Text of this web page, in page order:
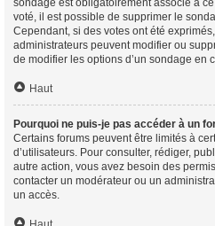
sondage est obligatoirement associé à
voté, il est possible de supprimer le
Cependant, si des votes ont été
administrateurs peuvent modifier ou
de modifier les options d’un sondage en
Haut
Pourquoi ne puis-je pas accéder à un
Certains forums peuvent être limités à
d’utilisateurs. Pour consulter, rédiger,
autre action, vous avez besoin des
contacter un modérateur ou un
un accès.